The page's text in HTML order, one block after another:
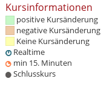
Kursinformationen
positive Kursänderung
negative Kursänderung
Keine Kursänderung
Realtime
min 15. Minuten
Schlusskurs